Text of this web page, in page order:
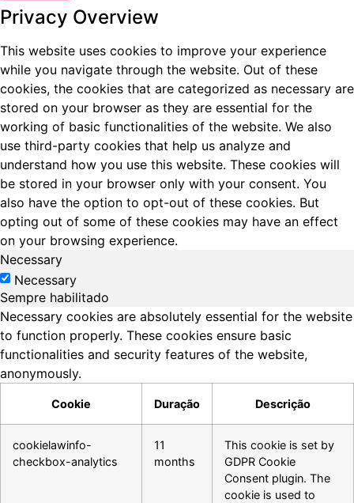
Privacy Overview
This website uses cookies to improve your experience
while you navigate through the website. Out of these
cookies, the cookies that are categorized as necessary are
stored on your browser as they are essential for the
working of basic functionalities of the website. We also
use third-party cookies that help us analyze and
understand how you use this website. These cookies will
be stored in your browser only with your consent. You
also have the option to opt-out of these cookies. But
opting out of some of these cookies may have an effect
on your browsing experience.
Necessary
Necessary
Sempre habilitado
Necessary cookies are absolutely essential for the website
to function properly. These cookies ensure basic
functionalities and security features of the website,
anonymously.
Cookie Duração Descrição
cookielawinfo-
checkbox-analytics
11
months
This cookie is set by
GDPR Cookie
Consent plugin. The
cookie is used to